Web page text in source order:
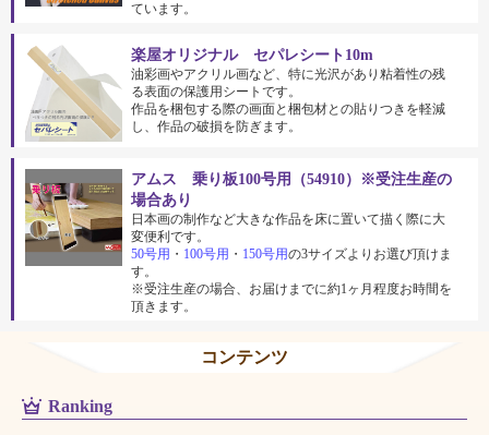
ています。
楽屋オリジナル セパレシート10m
油彩画やアクリル画など、特に光沢があり粘着性の残
る表面の保護用シートです。
作品を梱包する際の画面と梱包材との貼りつきを軽減
し、作品の破損を防ぎます。
アムス 乗り板100号用（54910）※受注生産の
場合あり
日本画の制作など大きな作品を床に置いて描く際に大
変便利です。
50号用 ・ 100号用 ・ 150号用の3サイズよりお選び頂けま
す。
※受注生産の場合、お届けまでに約1ヶ月程度お時間を
頂きます。
コンテンツ
Ranking